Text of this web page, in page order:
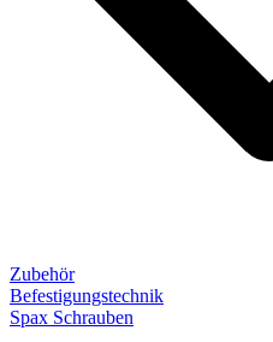
Zubehör
Befestigungstechnik
Spax Schrauben